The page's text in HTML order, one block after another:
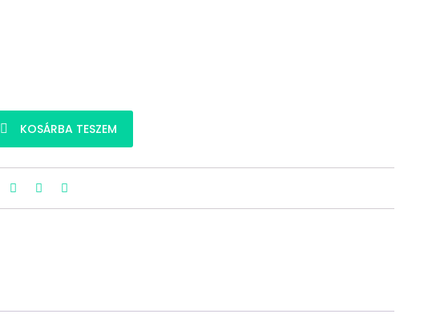
- Kakucs-ring mennyiség
KOSÁRBA TESZEM